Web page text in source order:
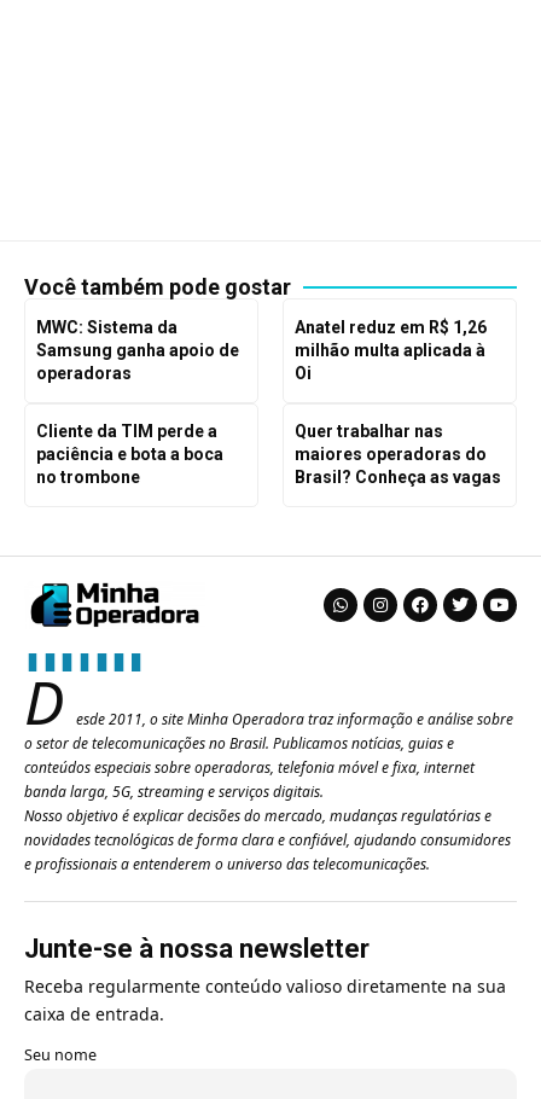
Você também pode gostar
MWC: Sistema da
Samsung ganha apoio de
operadoras
Anatel reduz em R$ 1,26
milhão multa aplicada à
Oi
Cliente da TIM perde a
paciência e bota a boca
no trombone
Quer trabalhar nas
maiores operadoras do
Brasil? Conheça as vagas
D
esde 2011, o site Minha Operadora traz informação e análise sobre
o setor de telecomunicações no Brasil. Publicamos notícias, guias e
conteúdos especiais sobre operadoras, telefonia móvel e fixa, internet
banda larga, 5G, streaming e serviços digitais.
Nosso objetivo é explicar decisões do mercado, mudanças regulatórias e
novidades tecnológicas de forma clara e confiável, ajudando consumidores
e profissionais a entenderem o universo das telecomunicações.
Junte-se à nossa newsletter
Receba regularmente conteúdo valioso diretamente na sua
caixa de entrada.
Seu nome